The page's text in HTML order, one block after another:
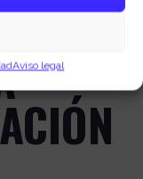
Aviso legal